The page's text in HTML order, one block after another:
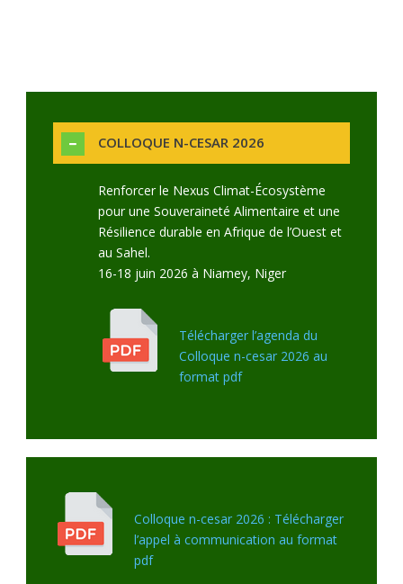
COLLOQUE N-CESAR 2026
Renforcer le Nexus Climat-Écosystème
pour une Souveraineté Alimentaire et une
Résilience durable en Afrique de l’Ouest et
au Sahel.
16-18 juin 2026 à Niamey, Niger
Télécharger l’agenda du
Colloque n-cesar 2026 au
format pdf
Colloque n-cesar 2026 : Télécharger
l’appel à communication au format
pdf